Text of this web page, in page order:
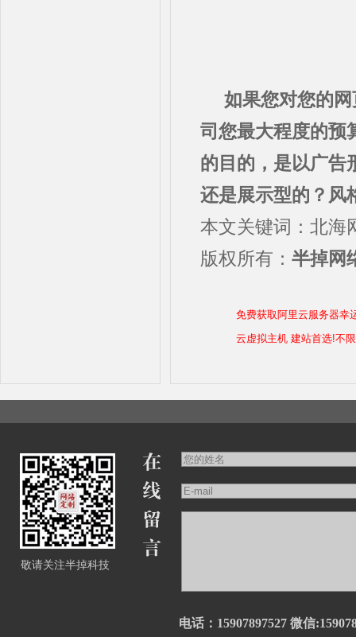
如果您对您的
司您最大程度的预
的目的，是以广告
还是展示型的？风
本文关键词：北海
版权所有： 半掉网
免费获取阿里云服务器幸
云虚拟主机 建站首选!不
敬请关注半掉科技
电话：15907897527 微信